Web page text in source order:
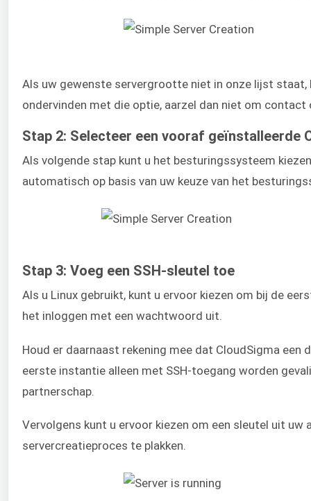
Als uw gewenste servergrootte niet in onze lijst staat,
ondervinden met die optie, aarzel dan niet om
Stap 2: Selecteer een vooraf geïnstalleerde
Als volgende stap kunt u het besturingssysteem
automatisch op basis van uw keuze van het
Stap 3: Voeg een SSH-sleutel toe
Als u Linux gebruikt, kunt u ervoor kiezen om bij de
het inloggen met een wachtwoord uit.
Houd er daarnaast rekening mee dat CloudSigma
eerste instantie alleen met SSH-toegang worden
partnerschap
Vervolgens kunt u ervoor kiezen om een sleutel uit
servercreatieproces te plakken.